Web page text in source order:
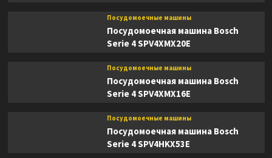
Посудомоечные машины
Посудомоечная машина Bosch
Serie 4 SPV4XMX20E
Посудомоечные машины
Посудомоечная машина Bosch
Serie 4 SPV4XMX16E
Посудомоечные машины
Посудомоечная машина Bosch
Serie 4 SPV4HKX53E